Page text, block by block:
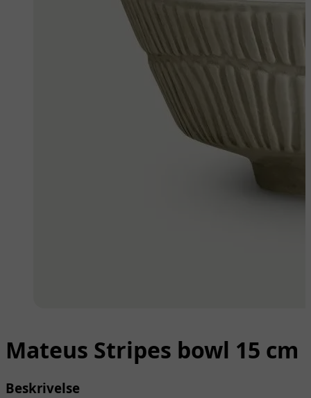
Mateus Stripes bowl 15 cm
Beskrivelse